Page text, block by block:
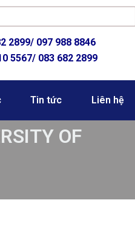
2899/ 097 988 8846
5567/ 083 682 2899
Tin tức Liên hệ
OF